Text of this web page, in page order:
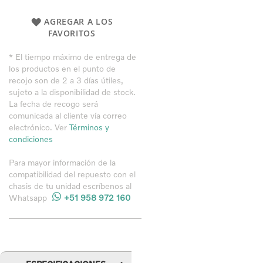
AGREGAR A LOS
FAVORITOS
* El tiempo máximo de entrega de
los productos en el punto de
recojo son de 2 a 3 días útiles,
sujeto a la disponibilidad de stock.
La fecha de recogo será
comunicada al cliente vía correo
electrónico. Ver Términos y
condiciones
Para mayor información de la
compatibilidad del repuesto con el
chasis de tu unidad escríbenos al
Whatsapp
+51 958 972 160